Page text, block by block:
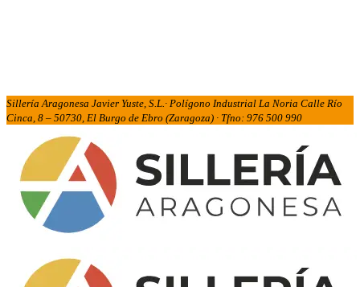
Sillería Aragonesa Javier Yuste, S.L.· Polígono Industrial La Noria Calle Río
Cinca, 8 – 50730, El Burgo de Ebro (Zaragoza) · Tfno: 976 500 990